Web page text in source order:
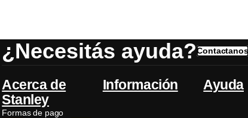
¿Necesitás ayuda?Contactanos
Acerca de
Stanley
Información Ayuda
Formas de pago